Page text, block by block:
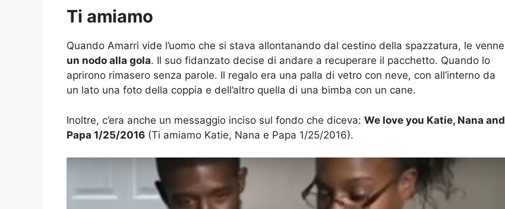
Ti amiamo
Quando Amarri vide l’uomo che si stava allontanando dal cestino della spazzatura, le venne
un nodo alla gola. Il suo fidanzato decise di andare a recuperare il pacchetto. Quando lo
aprirono rimasero senza parole. Il regalo era una palla di vetro con neve, con all’interno da
un lato una foto della coppia e dell’altro quella di una bimba con un cane.
Inoltre, c’era anche un messaggio inciso sul fondo che diceva: We love you Katie, Nana and
Papa 1/25/2016 (Ti amiamo Katie, Nana e Papa 1/25/2016).